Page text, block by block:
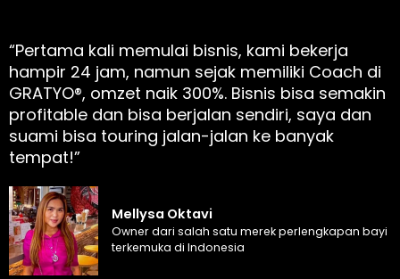
“Pertama kali memulai bisnis, kami bekerja
hampir 24 jam, namun sejak memiliki Coach di
GRATYO®, omzet naik 300%. Bisnis bisa semakin
profitable dan bisa berjalan sendiri, saya dan
suami bisa touring jalan-jalan ke banyak
tempat!”
Mellysa Oktavi
Owner dari salah satu merek perlengkapan bayi
terkemuka di Indonesia